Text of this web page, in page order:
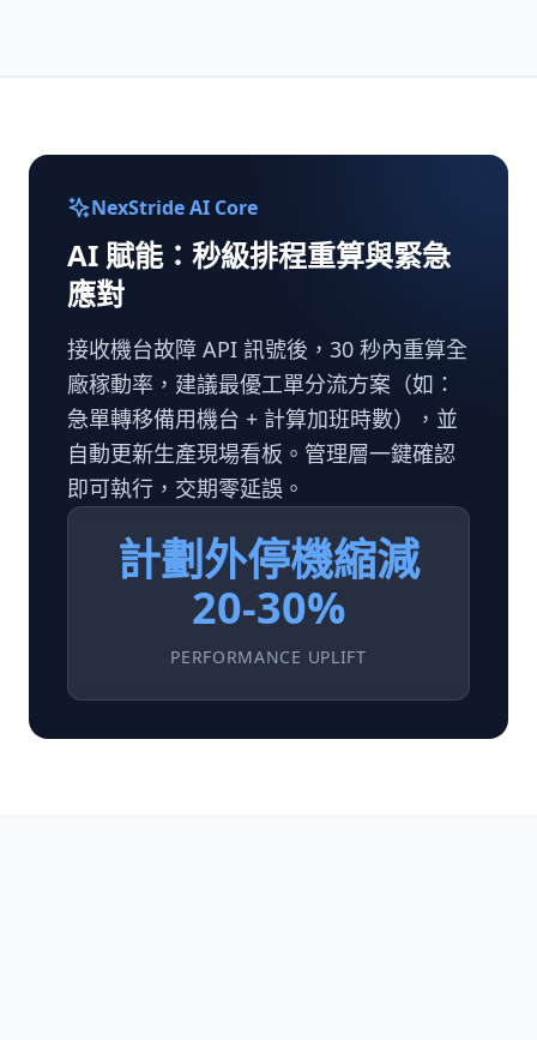
NexStride AI Core
AI 賦能：秒級排程重算與緊急
應對
接收機台故障 API 訊號後，30 秒內重算全
廠稼動率，建議最優工單分流方案（如：
急單轉移備用機台 + 計算加班時數），並
自動更新生產現場看板。管理層一鍵確認
即可執行，交期零延誤。
計劃外停機縮減
20-30%
PERFORMANCE UPLIFT